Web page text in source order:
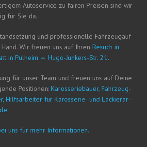
Auto­ser­vice zu fai­ren Prei­sen sind wir
für Sie da.
und pro­fes­sio­nel­le Fahr­zeug­auf­
Wir freu­en uns auf Ihren Besuch in
in Pul­heim — Hugo-Jun­kers-Str. 21.
für unser Team und freu­en uns auf Dei­ne
Posi­tio­nen: Karos­se­rie­bau­er, Fahr­zeug­
Hilfs­ar­bei­ter für Karos­se­rie- und Lackier­ar­
uns für mehr Informationen.